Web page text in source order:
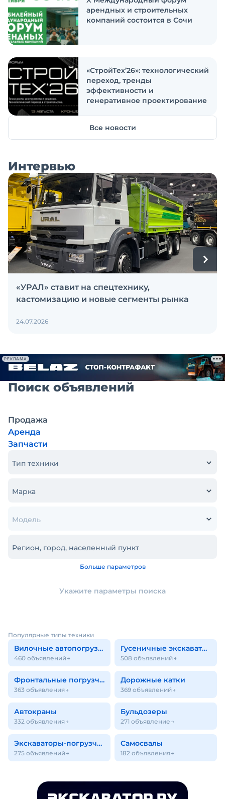
арендных и строительных
компаний состоится в Сочи
«СтройТех’26»: технологический
переход, тренды
эффективности и
генеративное проектирование
Все новости
Интервью
«УРАЛ» ставит на спецтехнику,
кастомизацию и новые сегменты рынка
24.07.2026
РЕКЛАМА
Поиск объявлений
Продажа
Аренда
Запчасти
Тип техники
Марка
Модель
Регион, город, населенный пункт
Больше параметров
Укажите параметры поиска
Популярные типы техники
Вилочные автопогрузчики
460 объявлений
Гусеничные экскаваторы
508 объявлений
Фронтальные погрузчики
363 объявления
Дорожные катки
369 объявлений
Автокраны
332 объявления
Бульдозеры
271 объявление
Экскаваторы-погрузчики
275 объявлений
Самосвалы
182 объявления